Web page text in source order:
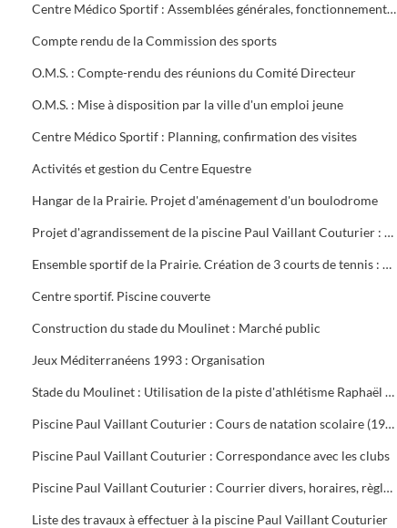
Centre Médico Sportif : Assemblées générales, fonctionnement, projet de contrat, subvention
Compte rendu de la Commission des sports
O.M.S. : Compte-rendu des réunions du Comité Directeur
O.M.S. : Mise à disposition par la ville d'un emploi jeune
Centre Médico Sportif : Planning, confirmation des visites
Activités et gestion du Centre Equestre
Hangar de la Prairie. Projet d'aménagement d'un boulodrome
Projet d'agrandissement de la piscine Paul Vaillant Couturier : 6 plans
Ensemble sportif de la Prairie. Création de 3 courts de tennis : 1ère tranche (1997). Projet d'éclairage (1983)
Centre sportif. Piscine couverte
Construction du stade du Moulinet : Marché public
Jeux Méditerranéens 1993 : Organisation
Stade du Moulinet : Utilisation de la piste d'athlétisme Raphaël Pujazon
Piscine Paul Vaillant Couturier : Cours de natation scolaire (1992-1999). Transport des scolaires (1995-1998). Utilisation de la piscine par les scolaires (1997-1998)
Piscine Paul Vaillant Couturier : Correspondance avec les clubs
Piscine Paul Vaillant Couturier : Courrier divers, horaires, règlement des cours, vols, plan d'organisation de secours, accident du 16 juin 1997, procès-verbal de la Commission de Sécurité
Liste des travaux à effectuer à la piscine Paul Vaillant Couturier